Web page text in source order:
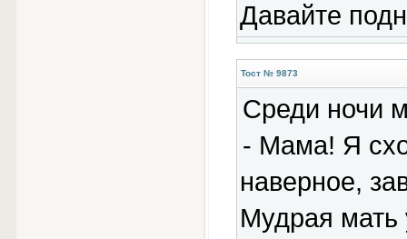
Давайте
Тост № 9873
Сpеди ночи
- Мама! Я
навеpное,
Мудpая мать